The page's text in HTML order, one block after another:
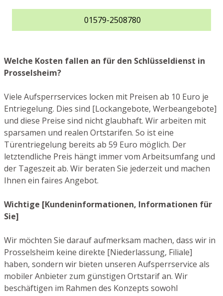
01579-2508780
Welche Kosten fallen an für den Schlüsseldienst in
Prosselsheim?
Viele Aufsperrservices locken mit Preisen ab 10 Euro je
Entriegelung. Dies sind [Lockangebote, Werbeangebote]
und diese Preise sind nicht glaubhaft. Wir arbeiten mit
sparsamen und realen Ortstarifen. So ist eine
Türentriegelung bereits ab 59 Euro möglich. Der
letztendliche Preis hängt immer vom Arbeitsumfang und
der Tageszeit ab. Wir beraten Sie jederzeit und machen
Ihnen ein faires Angebot.
Wichtige [Kundeninformationen, Informationen für
Sie]
Wir möchten Sie darauf aufmerksam machen, dass wir in
Prosselsheim keine direkte [Niederlassung, Filiale]
haben, sondern wir bieten unseren Aufsperrservice als
mobiler Anbieter zum günstigen Ortstarif an. Wir
beschäftigen im Rahmen des Konzepts sowohl